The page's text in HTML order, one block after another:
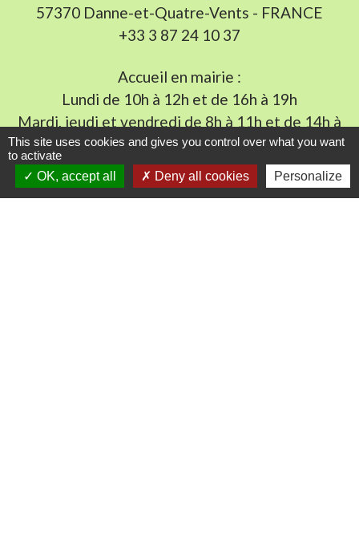
57370 Danne-et-Quatre-Vents - FRANCE
+33 3 87 24 10 37
Accueil en mairie :
Lundi de 10h à 12h et de 16h à 19h
Mardi, jeudi et vendredi de 8h à 11h et de 14h à
16h (fermé le mercredi).
E-mail : mairie.danne-4-vents.57@orange.fr
This site uses cookies and gives you control over what you want
to activate
OK, accept all
Deny all cookies Personalize